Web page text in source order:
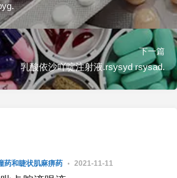
下一篇
乳酸依沙吖啶注射液.rsysyd rsysad.
药和睫状肌麻痹药 2021-11-11